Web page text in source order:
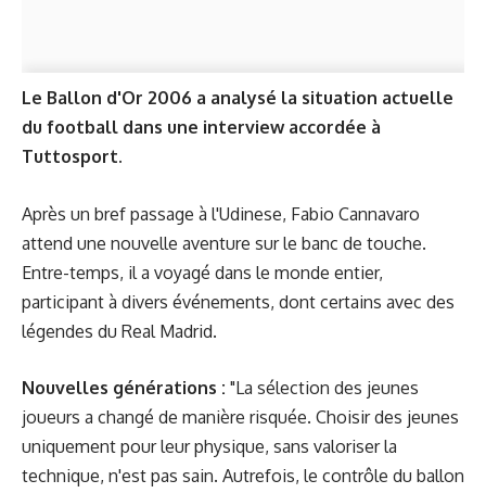
Le Ballon d'Or 2006 a analysé la situation actuelle
du football dans une interview accordée à
Tuttosport.
Après un bref passage à l'Udinese, Fabio Cannavaro
attend une nouvelle aventure sur le banc de touche.
Entre-temps, il a voyagé dans le monde entier,
participant à divers événements, dont certains avec des
légendes du Real Madrid.
Nouvelles générations : "La sélection des jeunes
joueurs a changé de manière risquée. Choisir des jeunes
uniquement pour leur physique, sans valoriser la
technique, n'est pas sain. Autrefois, le contrôle du ballon